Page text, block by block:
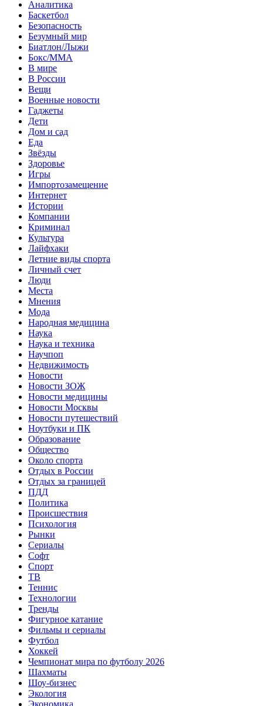
Аналитика
Баскетбол
Безопасность
Безумный мир
Биатлон/Лыжи
Бокс/MMA
В мире
В России
Вещи
Военные новости
Гаджеты
Дети
Дом и сад
Еда
Звёзды
Здоровье
Игры
Импортозамещение
Интернет
Истории
Компании
Криминал
Культура
Лайфхаки
Летние виды спорта
Личный счет
Люди
Места
Мнения
Мода
Народная медицина
Наука
Наука и техника
Научпоп
Недвижимость
Новости
Новости ЗОЖ
Новости медицины
Новости Москвы
Новости путешествий
Ноутбуки и ПК
Образование
Общество
Около спорта
Отдых в России
Отдых за границей
ПДД
Политика
Происшествия
Психология
Рынки
Сериалы
Софт
Спорт
ТВ
Теннис
Технологии
Тренды
Фигурное катание
Фильмы и сериалы
Футбол
Хоккей
Чемпионат мира по футболу 2026
Шахматы
Шоу-бизнес
Экология
Экономика